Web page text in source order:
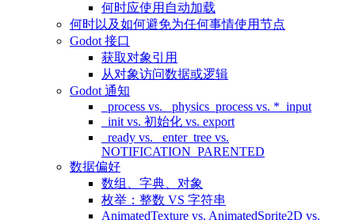
何时应使用自动加载
何时以及如何避免为任何事情使用节点
Godot 接口
获取对象引用
从对象访问数据或逻辑
Godot 通知
_process vs. _physics_process vs. *_input
_init vs. 初始化 vs. export
_ready vs. _enter_tree vs.
NOTIFICATION_PARENTED
数据偏好
数组、字典、对象
枚举：整数 VS 字符串
AnimatedTexture vs. AnimatedSprite2D vs.